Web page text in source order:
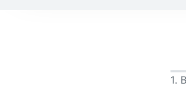
1.